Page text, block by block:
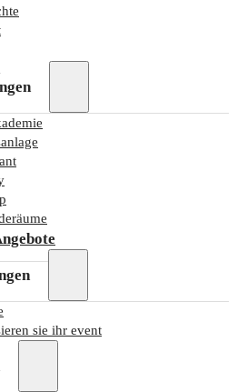
sie ihr event